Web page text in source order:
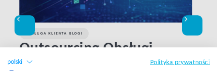
OBSŁUGA KLIENTA BLOGI
Outsourcing Obsługi
Klienta vs. Inhouse dla
polski Polityka prywatności